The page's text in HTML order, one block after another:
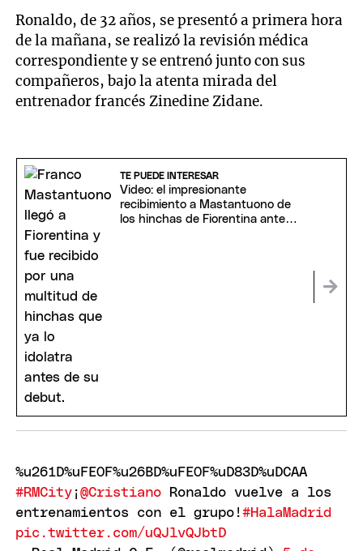
Ronaldo, de 32 años, se presentó a primera hora
de la mañana, se realizó la revisión médica
correspondiente y se entrenó junto con sus
compañeros, bajo la atenta mirada del
entrenador francés Zinedine Zidane.
TE PUEDE INTERESAR
Video: el impresionante
recibimiento a Mastantuono de
los hinchas de Fiorentina antes
%u261D%uFE0F%u26BD%uFE0F%uD83D%uDCAA
#RMCity ¡@Cristiano Ronaldo vuelve a los
entrenamientos con el grupo!#HalaMadrid
pic.twitter.com/uQJlvQJbtD